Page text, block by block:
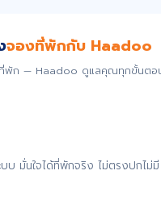
จองที่พักกับ Haadoo
ที่พัก — Haadoo ดูแลคุณทุกขั้นตอ
บ มั่นใจได้ที่พักจริง ไม่ตรงปกไม่มี